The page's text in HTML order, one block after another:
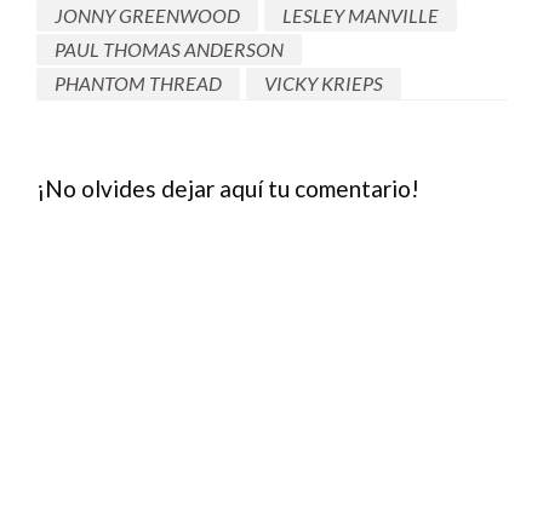
JONNY GREENWOOD
LESLEY MANVILLE
PAUL THOMAS ANDERSON
PHANTOM THREAD
VICKY KRIEPS
¡No olvides dejar aquí tu comentario!